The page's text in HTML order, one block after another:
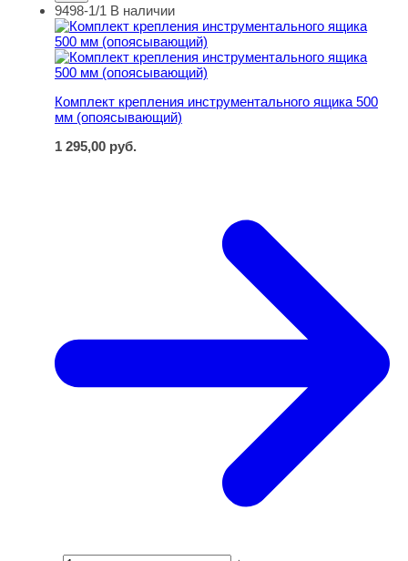
Комплект крепления инструментального ящика 500
9498-1/1 В наличии
Комплект крепления инструментального ящика 500
мм (опоясывающий)
1 295,00 руб.